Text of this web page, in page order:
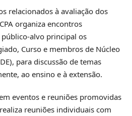
relacionados à avaliação dos
organiza encontros
alvo principal os
Curso e membros de Núcleo
para discussão de temas
ao ensino e à extensão.
eventos e reuniões promovidas
reuniões individuais com